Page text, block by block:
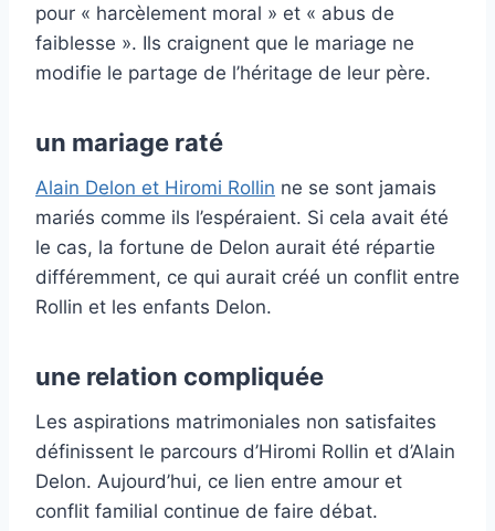
pour « harcèlement moral » et « abus de
faiblesse ». Ils craignent que le mariage ne
modifie le partage de l’héritage de leur père.
un mariage raté
Alain Delon et Hiromi Rollin ne se sont jamais
mariés comme ils l’espéraient. Si cela avait été
le cas, la fortune de Delon aurait été répartie
différemment, ce qui aurait créé un conflit entre
Rollin et les enfants Delon.
une relation compliquée
Les aspirations matrimoniales non satisfaites
définissent le parcours d’Hiromi Rollin et d’Alain
Delon. Aujourd’hui, ce lien entre amour et
conflit familial continue de faire débat.